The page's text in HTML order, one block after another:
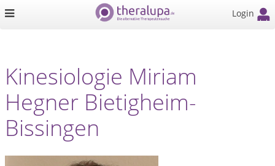
Login
Kinesiologie Miriam
Hegner Bietigheim-
Bissingen